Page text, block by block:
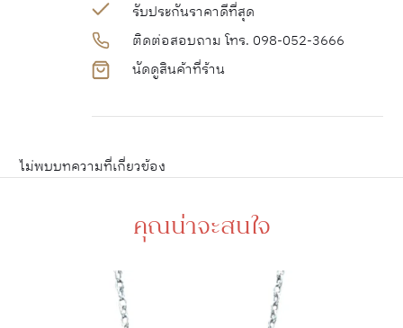
รับประกันราคาดีที่สุด
ติดต่อสอบถาม โทร. 098-052-3666
นัดดูสินค้าที่ร้าน
ไม่พบบทความที่เกี่ยวข้อง
คุณน่าจะสนใจ